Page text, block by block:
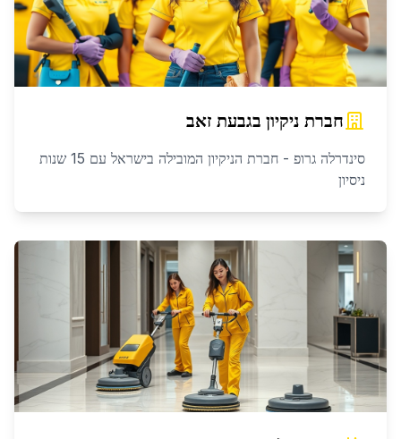
חברת ניקיון בגבעת זאב
סינדרלה גרופ - חברת הניקיון המובילה בישראל עם 15 שנות
ניסיון